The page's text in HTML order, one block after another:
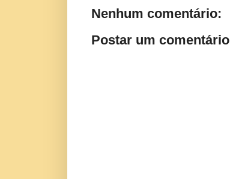
Nenhum comentário:
Postar um comentário